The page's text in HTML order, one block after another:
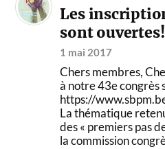
Les
sont ouvertes!
1 mai 2017
Chers membres,
à notre 43e congrès
https://
La thématique
des « premiers pas
la commission